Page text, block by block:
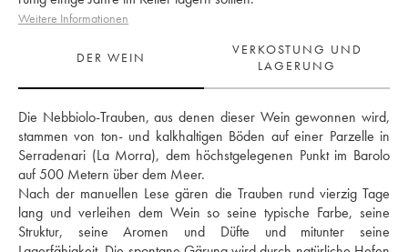
Weitere Informationen
DER WEIN
VERKOSTUNG UND
LAGERUNG
Die Nebbiolo-Trauben, aus denen dieser Wein gewonnen wird,
stammen von ton- und kalkhaltigen Böden auf einer Parzelle in
Serradenari (La Morra), dem höchstgelegenen Punkt im Barolo
auf 500 Metern über dem Meer.
Nach der manuellen Lese gären die Trauben rund vierzig Tage
lang und verleihen dem Wein so seine typische Farbe, seine
Struktur, seine Aromen und Düfte und mitunter seine